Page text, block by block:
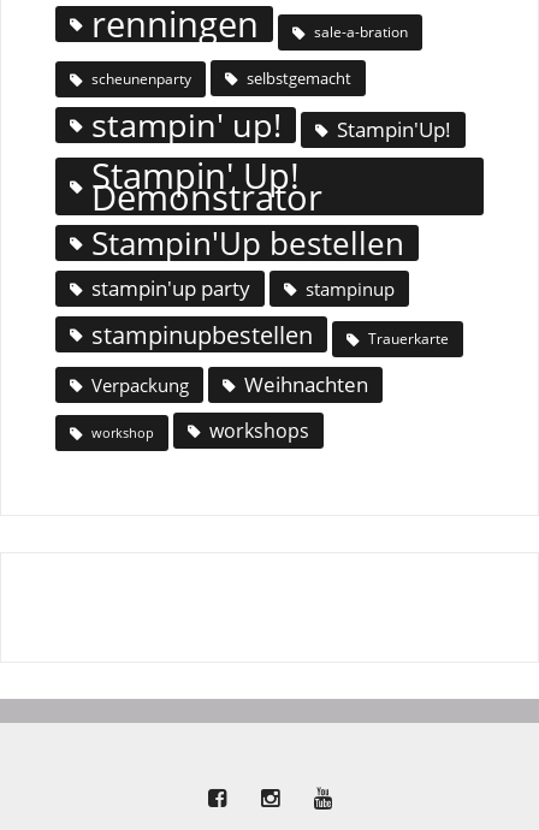
renningen sale-a-bration
scheunenparty selbstgemacht
stampin' up! Stampin'Up!
Stampin' Up!
Demonstrator
Stampin'Up bestellen
stampin'up party stampinup
stampinupbestellen Trauerkarte
Verpackung Weihnachten
workshop workshops